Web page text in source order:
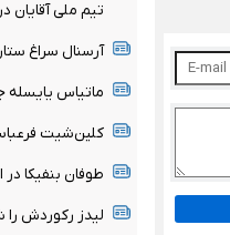
تیم ملی آقایان
آرسنال سراغ
ماتیاس یایسله
کلین‌شیت
طوفان بنفیکا در اروپا؛ ۶ گل به قلب‌های
لیدز رکوردش